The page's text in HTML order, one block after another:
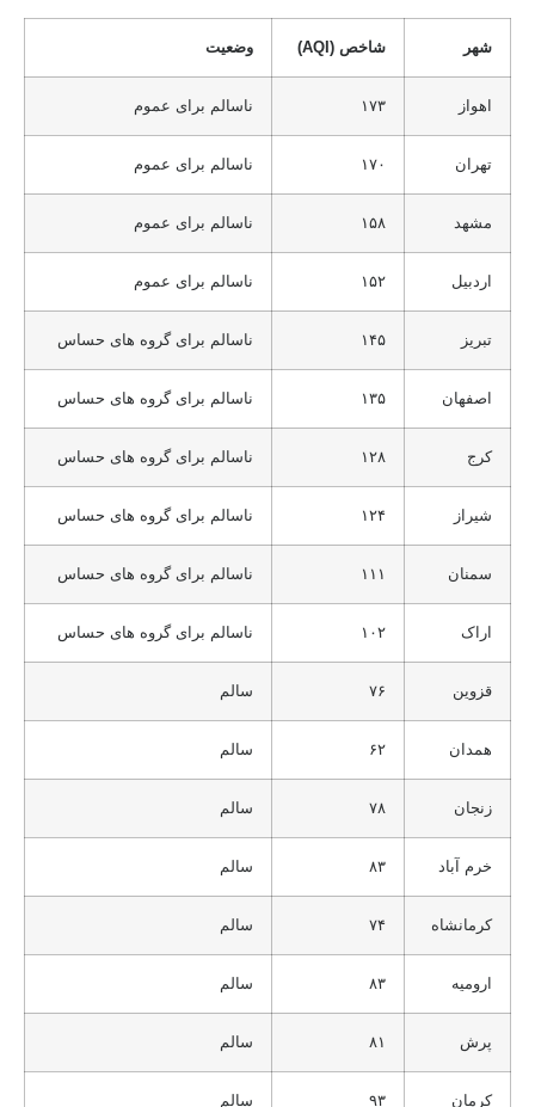
شهر شاخص (AQI) وضعیت
اهواز ۱۷۳ ناسالم برای عموم
تهران ۱۷۰ ناسالم برای عموم
مشهد ۱۵۸ ناسالم برای عموم
اردبیل ۱۵۲ ناسالم برای عموم
تبریز ۱۴۵ ناسالم برای گروه های حساس
اصفهان ۱۳۵ ناسالم برای گروه های حساس
کرج ۱۲۸ ناسالم برای گروه های حساس
شیراز ۱۲۴ ناسالم برای گروه های حساس
سمنان ۱۱۱ ناسالم برای گروه های حساس
اراک ۱۰۲ ناسالم برای گروه های حساس
قزوین ۷۶ سالم
همدان ۶۲ سالم
زنجان ۷۸ سالم
خرم آباد ۸۳ سالم
کرمانشاه ۷۴ سالم
ارومیه ۸۳ سالم
پرش ۸۱ سالم
کرمان ۹۳ سالم